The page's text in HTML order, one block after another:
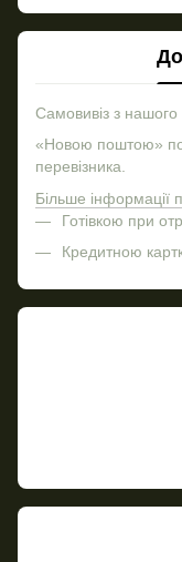
Самовивіз з
«Новою поштою» по
перевізника.
Більше інформації
Готівкою при
Кредитною